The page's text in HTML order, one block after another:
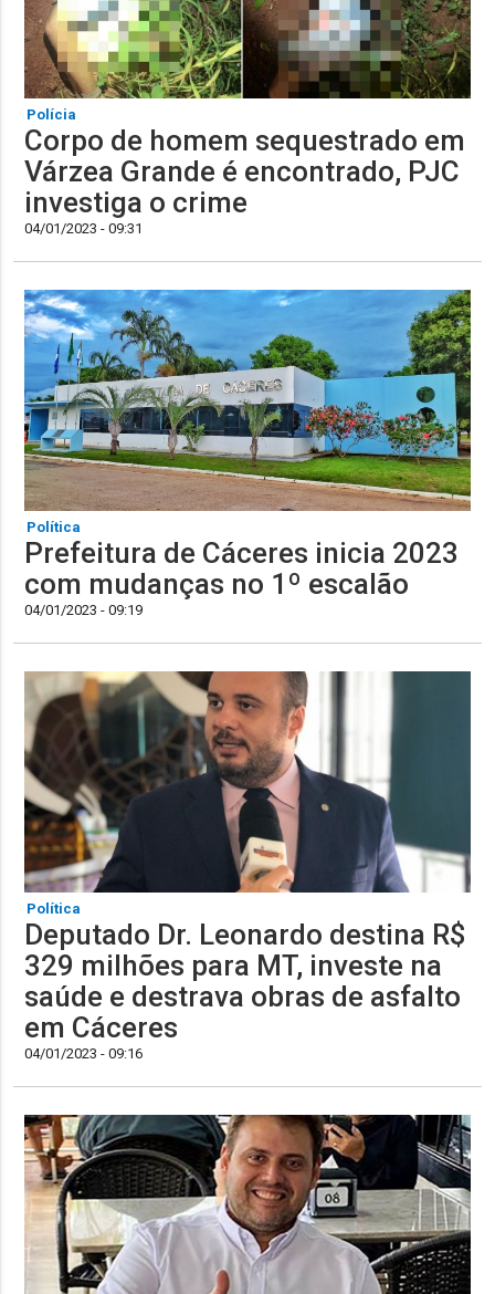
Polícia
Corpo de homem sequestrado em
Várzea Grande é encontrado, PJC
investiga o crime
04/01/2023 - 09:31
Política
Prefeitura de Cáceres inicia 2023
com mudanças no 1º escalão
04/01/2023 - 09:19
Política
Deputado Dr. Leonardo destina R$
329 milhões para MT, investe na
saúde e destrava obras de asfalto
em Cáceres
04/01/2023 - 09:16